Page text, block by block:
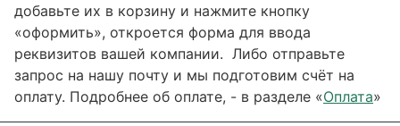
добавьте их в корзину и нажмите кнопку
«оформить», откроется форма для ввода
реквизитов вашей компании. Либо отправьте
запрос на нашу почту и мы подготовим счёт на
оплату. Подробнее об оплате, - в разделе «Оплата»